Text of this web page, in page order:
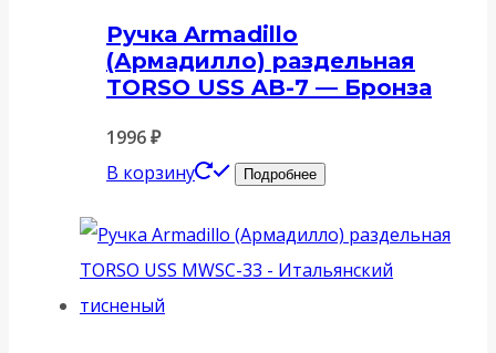
Ручка Armadillo
(Армадилло) раздельная
TORSO USS AB-7 — Бронза
1996₽
В корзину
Подробнее